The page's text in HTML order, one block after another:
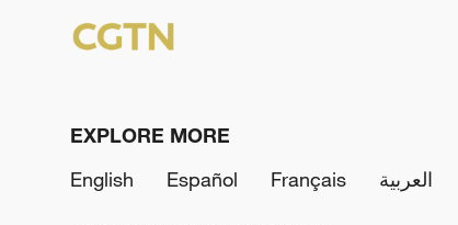
EXPLORE MORE
English
Español Français العربية